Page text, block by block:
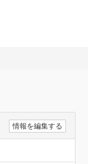
情報を編集する